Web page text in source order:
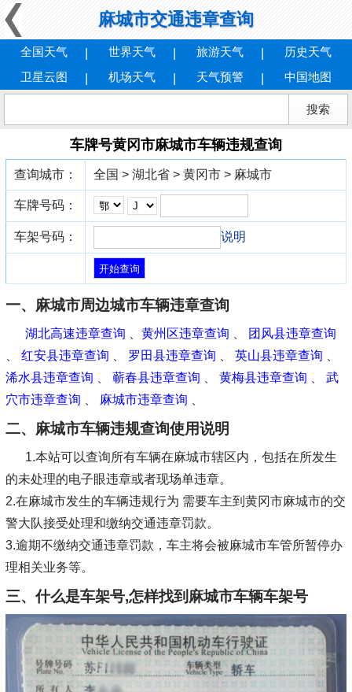
麻城市交通违章查询
全国天气 世界天气 旅游天气
历史天气
卫星云图
机场天气 天气预警 中国地图
车牌号黄冈市麻城市车辆违规查询
查询城市： 全国 > 湖北省 > 黄冈市 > 麻城市
车牌号码：
车架号码： 说明
一、麻城市周边城市车辆违章查询
湖北高速违章查询 黄州区违章查询
团风县违章查询
红安县违章查询 罗田县违章查询 英山县违章查询
浠水县违章查询
蕲春县违章查询 黄梅县违章查询
武
穴市违章查询
麻城市违章查询
二、麻城市车辆违规查询使用说明
1.本站可以查询所有车辆在麻城市辖区内，包括在所发生
的未处理的电子眼违章或者现场单违章。
2.在麻城市发生的车辆违规行为 需要车主到黄冈市麻城市的交
警大队接受处理和缴纳交通违章罚款。
3.逾期不缴纳交通违章罚款，车主将会被麻城市车管所暂停办
理相关业务等。
三、什么是车架号,怎样找到麻城市车辆车架号